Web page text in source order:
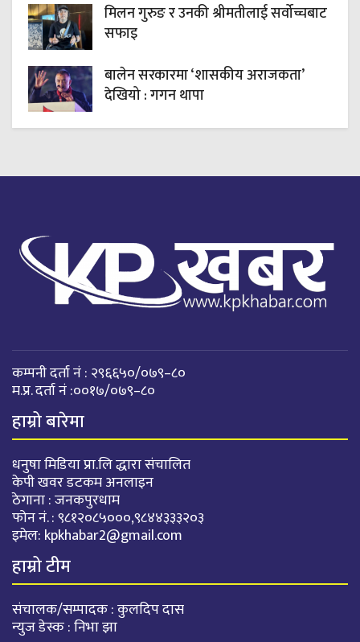
मिलन गुरुङ र उनकी श्रीमतीलाई सर्वोच्चबाट
सफाइ
बालेन सरकारमा ‘शासकीय अराजकता’
देखियो : गगन थापा
कम्पनी दर्ता नं : २९६६५०/०७९–८०
म.प्र. दर्ता नं :००१७/०७९–८०
हाम्रो बारेमा
धनुषा मिडिया प्रा.लि द्धारा संचालित
केपी खवर डटकम अनलाइन
ठेगाना : जनकपुरधाम
फोन नं. : ९८१२०८५०००,९८४४३३३२०३
इमेल: kpkhabar2@gmail.com
हाम्रो टीम
संचालक/सम्पादक : कुलदिप दास
न्युज डेस्क : निभा झा